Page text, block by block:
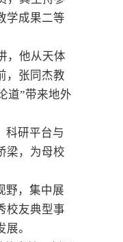
学成果二等
，他从天体
，张同杰教
道”带来地外
科研平台与
梁，为母校
野，集中展
校友典型事
。